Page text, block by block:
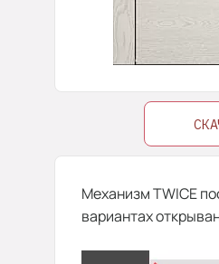
Механизм TWICE
вариантах